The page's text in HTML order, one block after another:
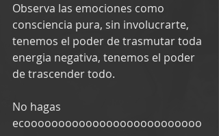
Observa las emociones como
consciencia pura, sin involucrarte,
tenemos el poder de trasmutar toda
energia negativa, tenemos el poder
de trascender todo.
No hagas
ecoooooooooooooooooooooooooo